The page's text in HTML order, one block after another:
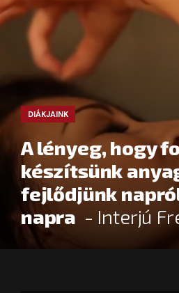
DIÁKJAINK
A lényeg, hogy
készítsünk
fejlődjünk
napra - Interjú